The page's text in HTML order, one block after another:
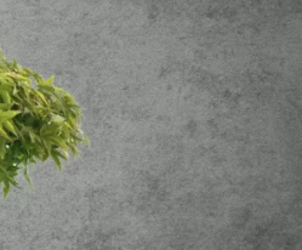
Str. 2 - Glaseret med underskål
Str. 3 - Glaseret med underskål
Str. 4 - Glasert med underskål
Str. 5 - Glaseret med underskål
Str. 6 - Glaseret med underskål